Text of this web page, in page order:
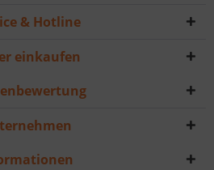
& Hotline
einkaufen